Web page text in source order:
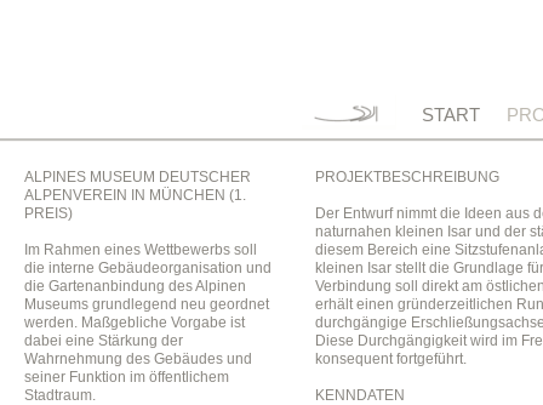
START
ALPINES MUSEUM DEUTSCHER
ALPENVEREIN IN MÜNCHEN (1.
PREIS)
Im Rahmen eines Wettbewerbs soll
die interne Gebäudeorganisation und
die Gartenanbindung des Alpinen
Museums grundlegend neu geordnet
werden. Maßgebliche Vorgabe ist
dabei eine Stärkung der
Wahrnehmung des Gebäudes und
seiner Funktion im öffentlichem
Stadtraum.
PROJEKTBESCHREIBUNG
Der Entwurf nimmt die Ideen aus
naturnahen kleinen Isar und der
diesem Bereich eine
kleinen Isar stellt die Grundlage
Verbindung soll direkt am
erhält einen gründerzeitlichen
durchgängige
Diese Durchgängigkeit wird im
konsequent fortgeführt.
KENNDATEN